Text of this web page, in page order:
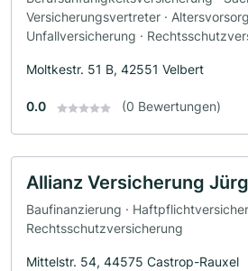
Versicherungsvertreter ·
Unfallversicherung ·
Moltkestr. 51 B, 42551 Velbert
0.0 (0 Bewertungen)
Allianz Versicherung
Baufinanzierung ·
Rechtsschutzversicherung
Mittelstr. 54, 44575 Castrop-Rauxel